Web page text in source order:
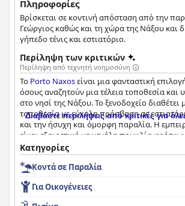
Πληροφορίες
Βρίσκεται σε κοντινή απόσταση από την
Γεώργιος καθώς και τη χώρα της Νάξου και
γήπεδο τένις και εστιατόριο.
Περίληψη των κριτικών
Περίληψη από τεχνητή νοημοσύνη
Το Porto Naxosείναι μια φανταστική
όσους αναζητούν μια τέλεια τοποθεσία και
στο νησί της Νάξου. Το ξενοδοχείο διαθέτει
τοποθεσία με εύκολη πρόσβαση σε
και την ήσυχη και όμορφη παραλία. Η
είναι εξαιρετική με μεγάλη ποικιλία
επιλογών που σερβίρονται σε μια όμορφη
δωμάτια είναι υπέροχα, ευρύχωρα και
προσφέρουν όμορφη θέα στους κήπους ή
άψογη καθαριότητα διατηρείται σε όλο το
συμπεριλαμβανομένης της μεγάλης και
την οποία οι επισκέπτες συχνά
Διαβάστε περιλήψεις από κριτικές για
Κατηγορίες
Κοντά σε Παραλία
Για Οικογένειες